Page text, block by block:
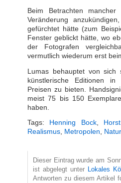
Beim Betrachten
Veränderung
gefürchtet hätte (zum
Fenster geblickt hätte, wo
der Fotografen
vermutlich wiederum erst
Lumas behauptet von sich
künstlerische Editionen
Preisen zu bieten.
meist 75 bis 150
haben.
Tags: Henning Bock,
Realismus, Metropolen,
Dieser Eintrag wurde am
ist abgelegt unter Lokales
Antworten zu diesem Artikel